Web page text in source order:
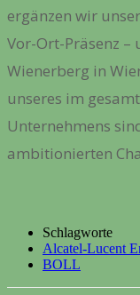
ergänzen wir
Vor-Ort-Präsenz –
Wienerberg in
unseres im
Unternehmens
ambitionierten
Schlagworte
Alcatel-Lucent
BOLL